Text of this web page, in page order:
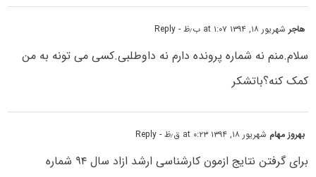
هاجرشهریور ۱۸, ۱۳۹۴ at ۱:۰۷ ب٫ظ - Reply
سلام.منم نه شماره پرونده دارم نه داوطلبی.کسی می تونه به من
کمک کنه؟باتشکر
بهروز مهام شهریور ۱۸, ۱۳۹۴ at ۰:۲۳ ق٫ظ - Reply
برای گرفتن نتایج ازمون کارشناسی ارشد ازاد سال ۹۴ شماره